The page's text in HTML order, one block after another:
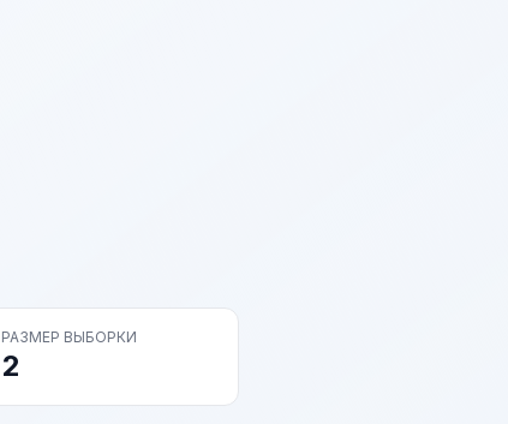
РАЗМЕР ВЫБОРКИ
2